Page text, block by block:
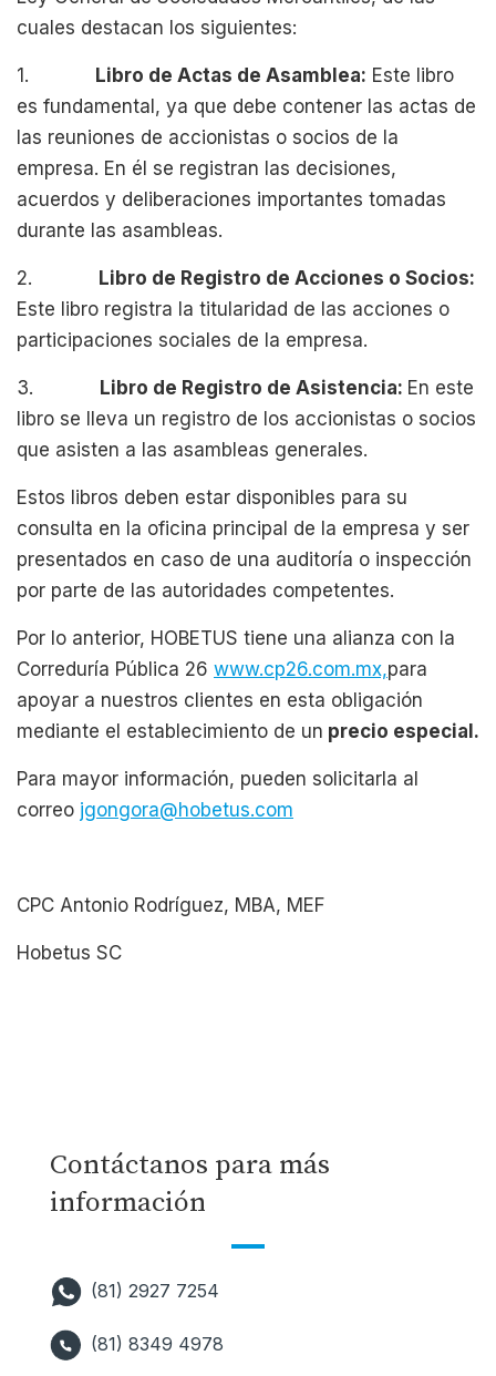
cuales destacan los siguientes:
1. Libro de Actas de Asamblea: Este libro
es fundamental, ya que debe contener las actas de
las reuniones de accionistas o socios de la
empresa. En él se registran las decisiones,
acuerdos y deliberaciones importantes tomadas
durante las asambleas.
2. Libro de Registro de Acciones o Socios:
Este libro registra la titularidad de las acciones o
participaciones sociales de la empresa.
3. Libro de Registro de Asistencia: En este
libro se lleva un registro de los accionistas o socios
que asisten a las asambleas generales.
Estos libros deben estar disponibles para su
consulta en la oficina principal de la empresa y ser
presentados en caso de una auditoría o inspección
por parte de las autoridades competentes.
Por lo anterior, HOBETUS tiene una alianza con la
Correduría Pública 26 www.cp26.com.mx,para
apoyar a nuestros clientes en esta obligación
mediante el establecimiento de un precio especial.
Para mayor información, pueden solicitarla al
correo jgongora@hobetus.com
CPC Antonio Rodríguez, MBA, MEF
Hobetus SC
Contáctanos para más
información
(81) 2927 7254
(81) 8349 4978